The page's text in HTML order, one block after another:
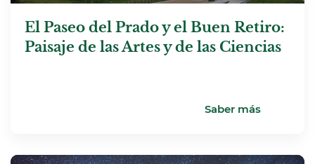
El Paseo del Prado y el Buen Retiro:
Paisaje de las Artes y de las Ciencias
Saber más